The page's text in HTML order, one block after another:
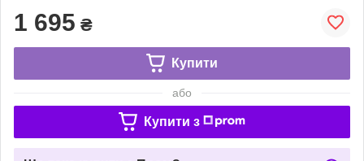
1 695 ₴
Купити
або
Купити з